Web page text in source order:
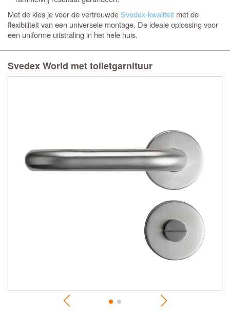
Met dekies je voor de vertrouwdeSvedex-kwaliteit met de
flexibiliteit van een universele montage. De ideale oplossing voor
een uniforme uitstraling in het hele huis.
Svedex World met toiletgarnituur